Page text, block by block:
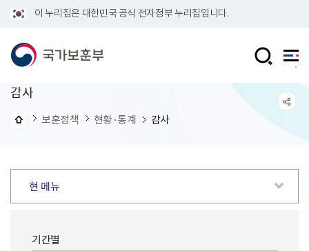
이 누리집은 대한민국 공식 전자정부 누리집입니다.
감사
보훈정책 현황·통계 감사
현 메뉴
기간별